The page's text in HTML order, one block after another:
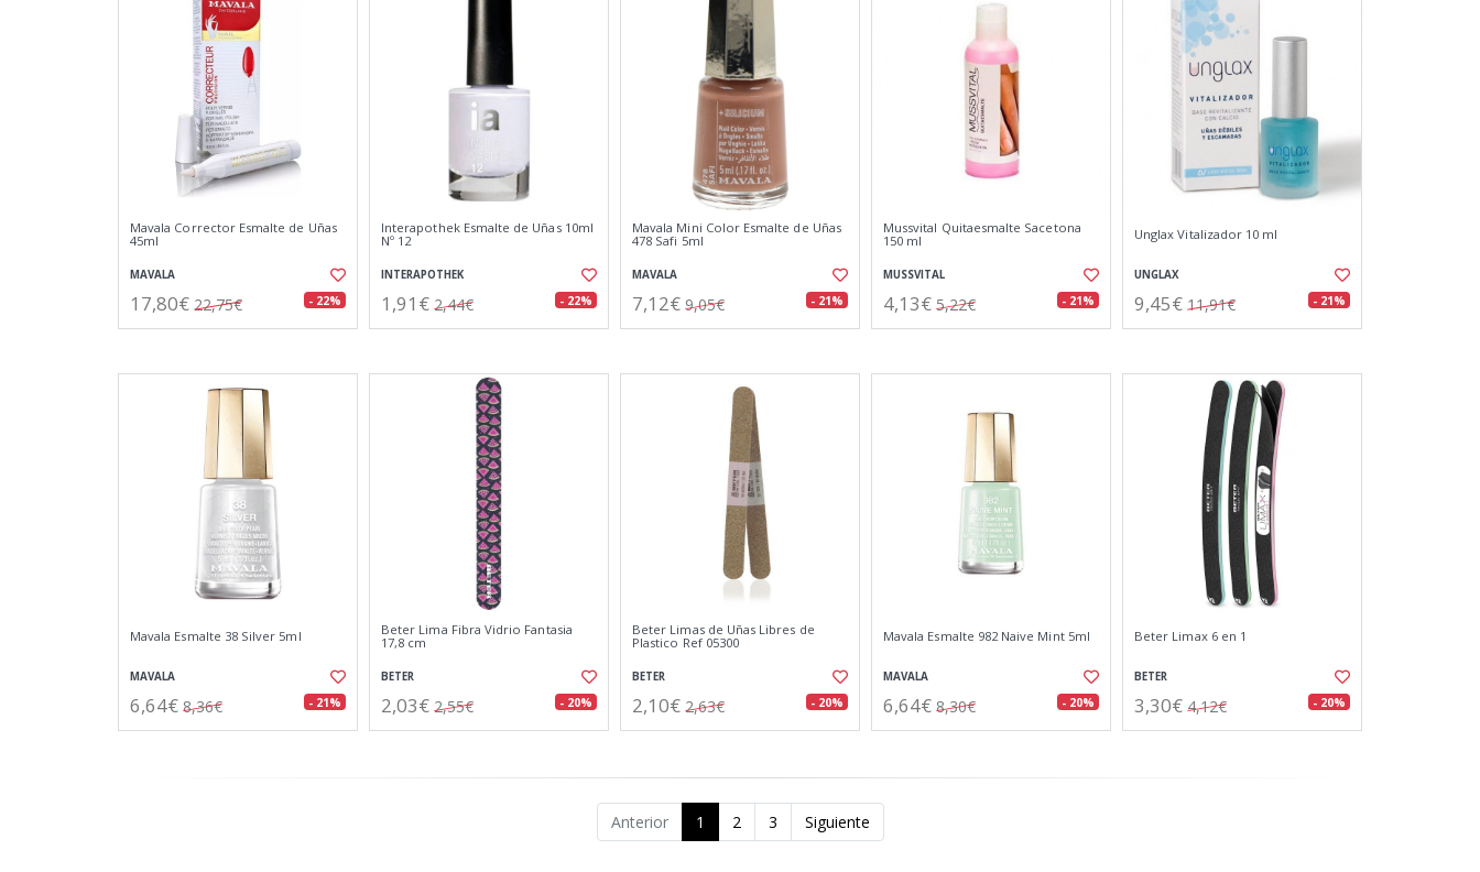
Mavala Corrector Esmalte de Uñas
45ml
MAVALA
17,80€ 22,75€ - 22%
Interapothek Esmalte de Uñas 10ml
Nº 12
INTERAPOTHEK
1,91€ 2,44€ - 22%
Mavala Mini Color Esmalte de Uñas
478 Safi 5ml
MAVALA
7,12€ 9,05€ - 21%
Mussvital Quitaesmalte Sacetona
150 ml
MUSSVITAL
4,13€ 5,22€ - 21%
Unglax Vitalizador 10 ml
UNGLAX
9,45€ 11,91€ - 21%
Mavala Esmalte 38 Silver 5ml
MAVALA
6,64€ 8,36€ - 21%
Beter Lima Fibra Vidrio Fantasia
17,8 cm
BETER
2,03€ 2,55€ - 20%
Beter Limas de Uñas Libres de
Plastico Ref 05300
BETER
2,10€ 2,63€ - 20%
Mavala Esmalte 982 Naive Mint 5ml
MAVALA
6,64€ 8,30€ - 20%
Beter Limax 6 en 1
BETER
3,30€ 4,12€ - 20%
Anterior 1 2 3 Siguiente